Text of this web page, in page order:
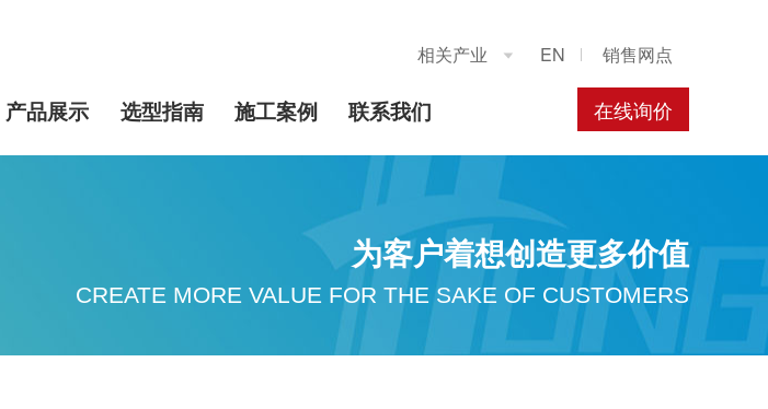
相关产业  EN 销售网点
在线询价
产品展示 选型指南 施工案例 联系我们
为客户着想创造更多价值
CREATE MORE VALUE FOR THE SAKE OF CUSTOMERS